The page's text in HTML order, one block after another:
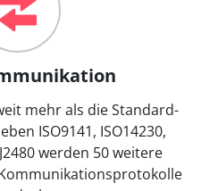
mehr als die Standard-
ISO9141, ISO14230,
werden 50 weitere